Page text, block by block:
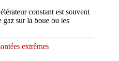
constant est souvent
gaz sur la boue ou les
extrêmes